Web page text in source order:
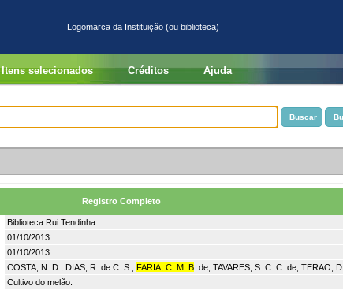
Logomarca da Instituição (ou biblioteca)
Itens selecionados Créditos Ajuda
Registro Completo
Biblioteca Rui Tendinha.
01/10/2013
01/10/2013
COSTA, N. D.; DIAS, R. de C. S.; FARIA, C. M. B . de; TAVARES, S. C. C. de; TERAO, D.
Cultivo do melão.